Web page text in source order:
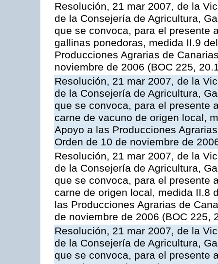
Resolución, 21 mar 2007, de la
de la Consejería de Agricultura,
que se convoca, para el presente
gallinas ponedoras, medida II.9
Producciones Agrarias de
noviembre de 2006 (BOC 225,
Resolución, 21 mar 2007, de la
de la Consejería de Agricultura,
que se convoca, para el presente
carne de vacuno de origen local,
Apoyo a las Producciones
Orden de 10 de noviembre de
Resolución, 21 mar 2007, de la
de la Consejería de Agricultura,
que se convoca, para el presente
carne de origen local, medida II.8
las Producciones Agrarias de
de noviembre de 2006 (BOC 225,
Resolución, 21 mar 2007, de la
de la Consejería de Agricultura,
que se convoca, para el presente